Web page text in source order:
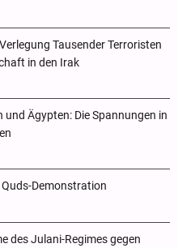
Tausender Terroristen
in den Irak
und Ägypten: Die Spannungen in
Demonstration
des Julani-Regimes gegen